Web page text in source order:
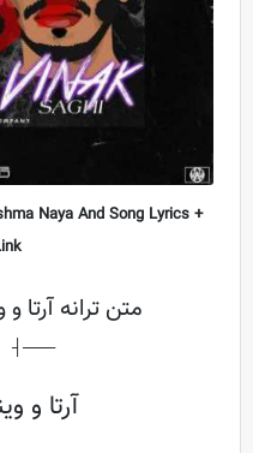
Naya And Song Lyrics +
متن ترانه آرتا
├───
آرتا و